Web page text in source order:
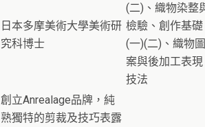
日本多摩美術大學美術研
究科博士
(二)、織物染整
檢驗、創作基礎
(一)(二)、織物圖
案與後加工表現
技法
創立Anrealage品牌，純
熟獨特的剪裁及技巧表露